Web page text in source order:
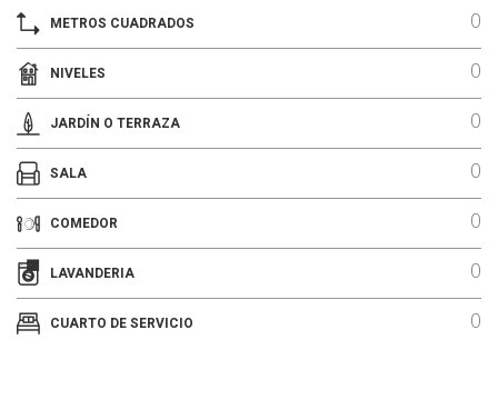
METROS CUADRADOS 0
NIVELES 0
JARDÍN O TERRAZA 0
SALA 0
COMEDOR 0
LAVANDERIA 0
CUARTO DE SERVICIO 0